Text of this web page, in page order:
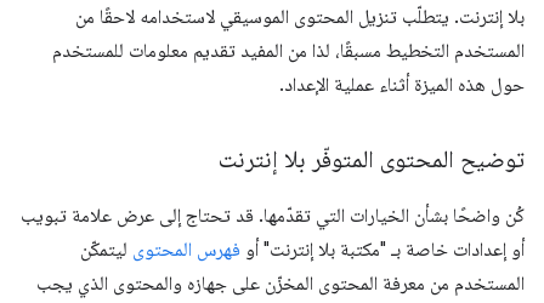
بلا إنترنت. يتطلّب تنزيل المحتوى الموسيقي لاستخدامه لاحقًا من
المستخدم التخطيط مسبقًا، لذا من المفيد تقديم معلومات للمستخدم
حول هذه الميزة أثناء عملية الإعداد.
توضيح المحتوى المتوفّر بلا إنترنت
كُن واضحًا بشأن الخيارات التي تقدّمها. قد تحتاج إلى عرض علامة تبويب
أو إعدادات خاصة بـ "مكتبة بلا إنترنت" أو فهرس المحتوى ليتمكّن
المستخدم من معرفة المحتوى المخزّن على جهازه والمحتوى الذي يجب